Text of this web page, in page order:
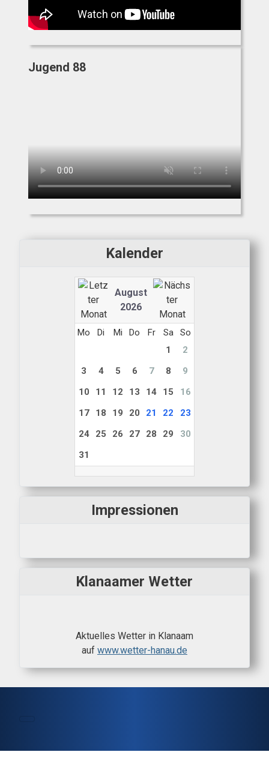
Jugend 88
Kalender
August
2026
Mo Di Mi Do Fr Sa
So
1
2
3
4 5 6 7 8
9
10
11 12 13 14 15
16
17
18 19 20 21 22
23
24
25 26 27 28 29
30
31
Impressionen
Klanaamer Wetter
Aktuelles Wetter in Klanaam
auf www.wetter-hanau.de